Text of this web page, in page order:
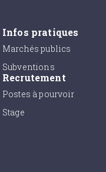
Infos pratiques
Marchés publics
Subventions
Recrutement
Postes à pourvoir
Stage